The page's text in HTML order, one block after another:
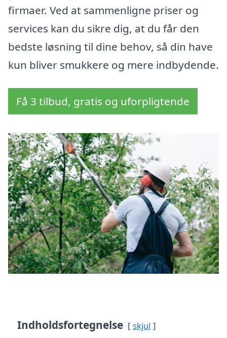
firmaer. Ved at sammenligne priser og
services kan du sikre dig, at du får den
bedste løsning til dine behov, så din have
kun bliver smukkere og mere indbydende.
Få 3 tilbud, gratis og uforpligtende
Indholdsfortegnelse skjul